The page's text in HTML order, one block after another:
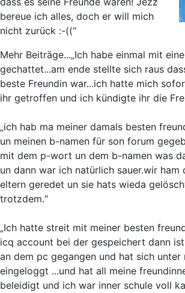
bereue ich alles, doch er will mich
nicht zurück :-((“
Mehr Beiträge...„Ich habe einmal mit
gechattet...am ende stellte sich raus
beste Freundin war...ich hatte mich
ihr getroffen und ich kündigte ihr die
„ich hab ma meiner damals besten
un meinen b-namen für son forum
mit dem p-wort un dem b-namen was
un dann war ich natürlich sauer.wir ham
eltern geredet un sie hats wieda
trotzdem.“
„Ich hatte streit mit meiner besten
icq account bei der gespeichert dann
an dem pc gegangen und hat sich unter
eingeloggt ...und hat all meine
beleidigt und ich war inner schule voll